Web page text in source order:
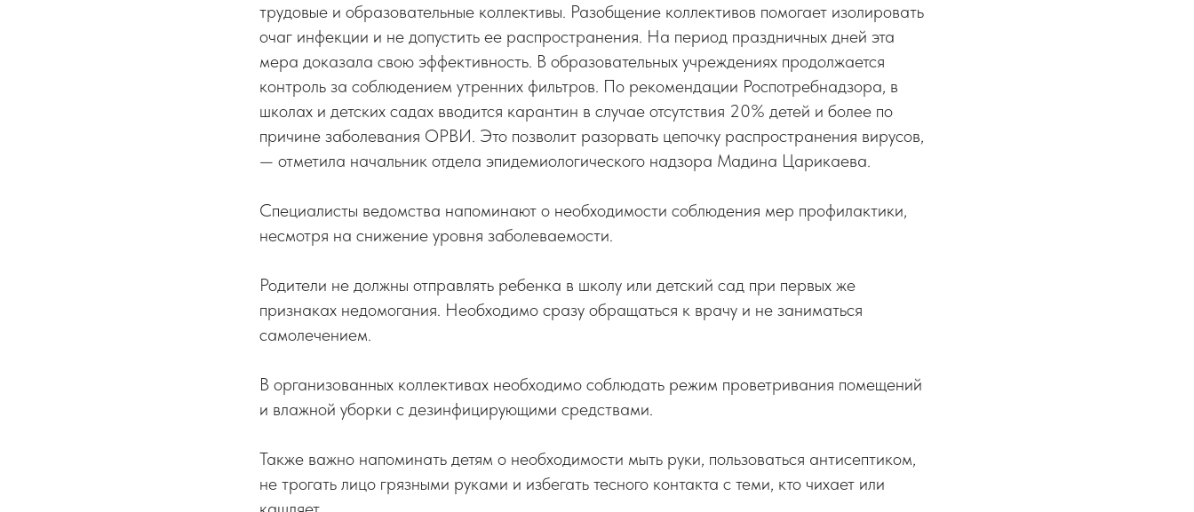
трудовые и образовательные коллективы. Разобщение коллективов помогает изолировать
очаг инфекции и не допустить ее распространения. На период праздничных дней эта
мера доказала свою эффективность. В образовательных учреждениях продолжается
контроль за соблюдением утренних фильтров. По рекомендации Роспотребнадзора, в
школах и детских садах вводится карантин в случае отсутствия 20% детей и более по
причине заболевания ОРВИ. Это позволит разорвать цепочку распространения вирусов,
— отметила начальник отдела эпидемиологического надзора Мадина Царикаева.
Специалисты ведомства напоминают о необходимости соблюдения мер профилактики,
несмотря на снижение уровня заболеваемости.
Родители не должны отправлять ребенка в школу или детский сад при первых же
признаках недомогания. Необходимо сразу обращаться к врачу и не заниматься
самолечением.
В организованных коллективах необходимо соблюдать режим проветривания помещений
и влажной уборки с дезинфицирующими средствами.
Также важно напоминать детям о необходимости мыть руки, пользоваться антисептиком,
не трогать лицо грязными руками и избегать тесного контакта с теми, кто чихает или